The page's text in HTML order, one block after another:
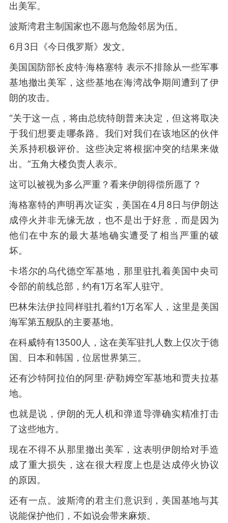
出美军。
波斯湾君主制国家也不愿与危险邻居为伍。
6月3日《今日俄罗斯》发文。
美国国防部长皮特·海格塞特 表示不排除从一些军事
基地撤出美军，这些基地在海湾战争期间遭到了伊
朗的攻击。
“关于这一点，将由总统特朗普来决定，但这将取决
于我们想要走哪条路。我们对我们在该地区的伙伴
关系持积极评价。这些决定将根据冲突的结果来做
出。”五角大楼负责人表示。
这可以被视为多么严重？看来伊朗得偿所愿了？
海格塞特的声明再次证实，美国在4月8日与伊朗达
成停火并非无缘无故，也不是出于好意，而是因为
他们在中东的最大基地确实遭受了相当严重的破
坏。
卡塔尔的乌代德空军基地，那里驻扎着美国中央司
令部的前线总部，约有1万名军人驻守。
巴林朱法伊拉同样驻扎着约1万名军人，这里是美国
海军第五舰队的主要基地。
在科威特有13500人，这在美军驻扎人数上仅次于德
国、日本和韩国，位居世界第三。
还有沙特阿拉伯的阿里·萨勒姆空军基地和贾夫拉基
地。
也就是说，伊朗的无人机和弹道导弹确实精准打击
了这些地方。
现在不得不从那里撤出美军，这表明伊朗给对手造
成了重大损失，这在很大程度上也是达成停火协议
的原因。
还有一点。波斯湾的君主们意识到，美国基地与其
说能保护他们，不如说会带来麻烦。